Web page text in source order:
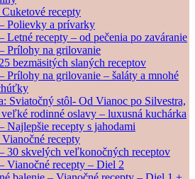
recepty
Polievky a prívarky
Letné recepty – od pečenia po zaváranie
Prílohy na grilovanie
bezmäsitých slaných receptov
Prílohy na grilovanie – šaláty a mnohé
Sviatočný stôl- Od Vianoc po Silvestra,
rodinné oslavy – luxusná kuchárka
Najlepšie recepty s jahodami
recepty
30 skvelých veľkonočných receptov
Vianočné recepty – Diel 2